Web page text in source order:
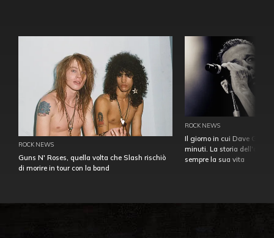
ROCK NEWS
Guns N' Roses, quella volta che Slash rischiò
di morire in tour con la band
ROCK NEWS
Il giorno in cui Dave
minuti. La storia
sempre la sua vita